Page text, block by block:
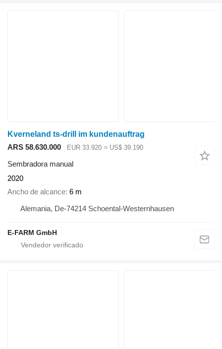
Kverneland ts-drill im kundenauftrag
ARS 58.630.000
EUR 33.920 ≈ US$ 39.190
Sembradora manual
2020
Ancho de alcance 6 m
Alemania, De-74214 Schoental-Westernhausen
E-FARM GmbH